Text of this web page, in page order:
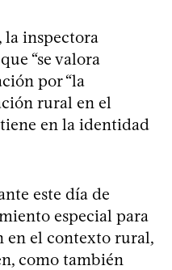
, la inspectora
“se valora
por “la
rural en el
en la identidad
este día de
especial para
en el contexto rural,
como también